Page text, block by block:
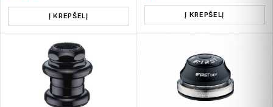
Į KREPŠELĮ Į KREPŠELĮ